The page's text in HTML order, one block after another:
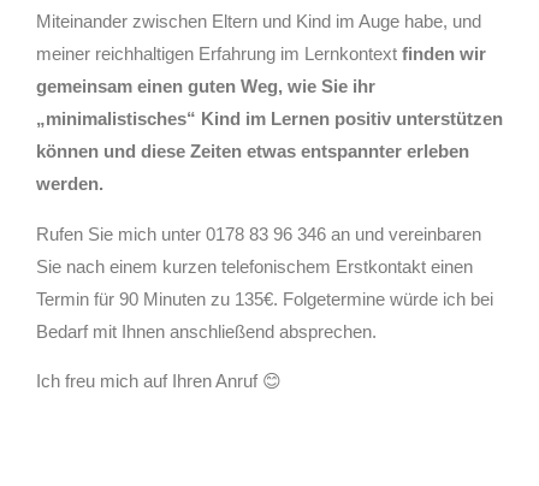
Miteinander zwischen Eltern und Kind im Auge habe, und
meiner reichhaltigen Erfahrung im Lernkontext finden wir
gemeinsam einen guten Weg, wie Sie ihr
„minimalistisches“ Kind im Lernen positiv unterstützen
können und diese Zeiten etwas entspannter erleben
werden.
Rufen Sie mich unter 0178 83 96 346 an und vereinbaren
Sie nach einem kurzen telefonischem Erstkontakt einen
Termin für 90 Minuten zu 135€. Folgetermine würde ich bei
Bedarf mit Ihnen anschließend absprechen.
Ich freu mich auf Ihren Anruf 😊